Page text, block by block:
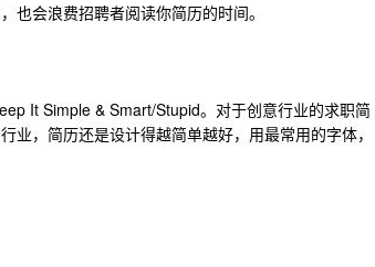
也会浪费招聘者阅读你简历的时间。
It Simple & Smart/Stupid。对于创意行业的求职简
，简历还是设计得越简单越好，用最常用的字体，